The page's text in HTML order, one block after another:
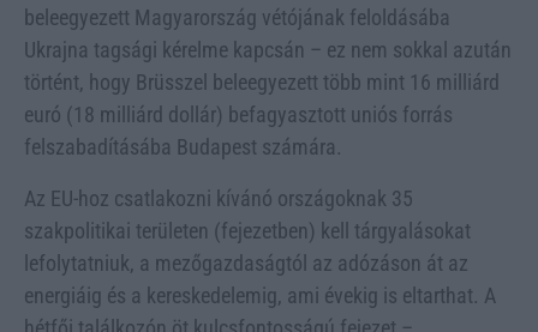
beleegyezett Magyarország vétójának feloldásába
Ukrajna tagsági kérelme kapcsán – ez nem sokkal azután
történt, hogy Brüsszel beleegyezett több mint 16 milliárd
euró (18 milliárd dollár) befagyasztott uniós forrás
felszabadításába Budapest számára.
Az EU-hoz csatlakozni kívánó országoknak 35
szakpolitikai területen (fejezetben) kell tárgyalásokat
lefolytatniuk, a mezőgazdaságtól az adózáson át az
energiáig és a kereskedelemig, ami évekig is eltarthat. A